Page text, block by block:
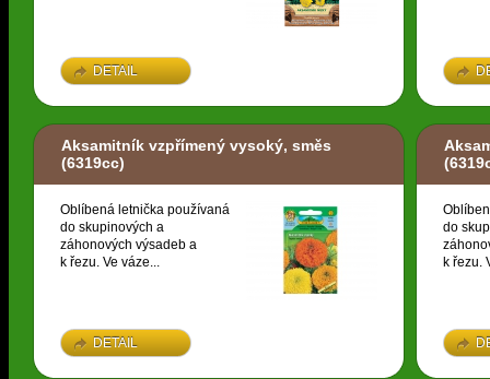
DETAIL
Aksamitník vzpřímený vysoký, směs
(6319cc)
Oblíbená letnička používaná
do skupinových a
záhonových výsadeb a
k řezu. Ve váze...
DETAIL
do
k řezu.